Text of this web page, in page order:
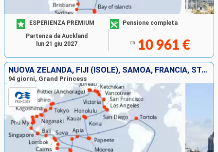
ESPERIENZA PREMIUM Pensione completa
da 10 961 €
Partenza da Auckland
lun 21 giu 2027
NUOVA ZELANDA, FIJI (ISOLE), SAMOA, FRANCIA, STATI UNITI, CANADA, GIAPPONE, TAIWAN, CINA, VIETNAM, SINGAPORE, INDONESIA, TORTOLA, AUSTRALIA
94 giorni, Grand Princess